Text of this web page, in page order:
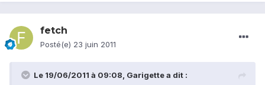
fetch
Posté(e) 23 juin 2011
Le 19/06/2011 à 09:08, Garigette a dit :